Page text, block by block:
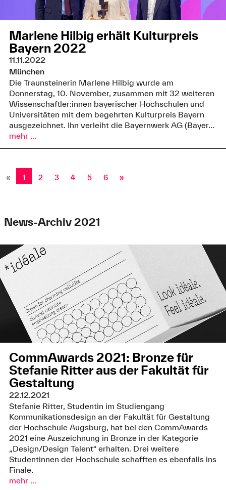
Marlene Hilbig erhält Kulturpreis
Bayern 2022
11.11.2022
München
Die Traunsteinerin Marlene Hilbig wurde am
Donnerstag, 10. November, zusammen mit 32 weiteren
Wissenschaftler:innen bayerischer Hochschulen und
Universitäten mit dem begehrten Kulturpreis Bayern
ausgezeichnet. Ihn verleiht die Bayernwerk AG (Bayer...
mehr ...
« 1 2 3 4 5 6 »
News-Archiv 2021
CommAwards 2021: Bronze für
Stefanie Ritter aus der Fakultät für
Gestaltung
22.12.2021
Stefanie Ritter, Studentin im Studiengang
Kommunikationsdesign an der Fakultät für Gestaltung
der Hochschule Augsburg, hat bei den CommAwards
2021 eine Auszeichnung in Bronze in der Kategorie
„Design/Design Talent“ erhalten. Drei weitere
Studentinnen der Hochschule schafften es ebenfalls ins
Finale.
mehr ...